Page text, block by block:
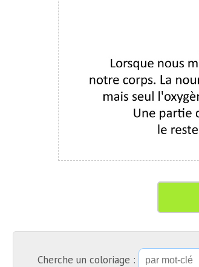
Cherche un coloriage :